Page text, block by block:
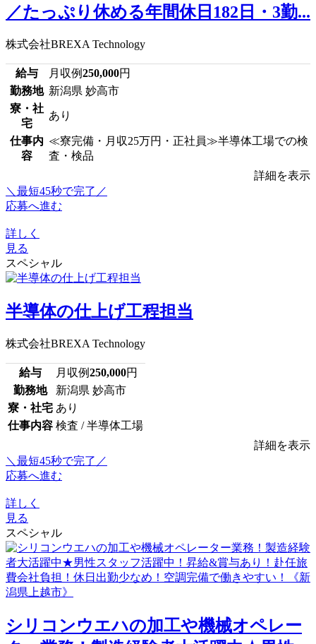
／たっぷり休める年間休日182日・3勤...
株式会社BREXA Technology
給与 月収例250,000円
勤務地 新潟県 妙高市
寮・社
宅
あり
仕事内
容
≪寮完備・月収25万円・正社員≫半導体工場での検
査・検品
詳細を表示
＼最短45秒で完了／
応募へ進む
詳しく
見る
スペシャル
半導体の仕上げ工程担当
株式会社BREXA Technology
給与 月収例250,000円
勤務地
新潟県 妙高市
寮・社宅 あり
仕事内容 検査 / 半導体工場
詳細を表示
＼最短45秒で完了／
応募へ進む
詳しく
見る
スペシャル
シリコンウエハの加工や機械オペレー